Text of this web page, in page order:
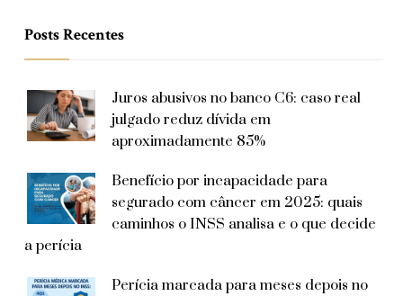
Posts Recentes
Juros abusivos no banco C6: caso real
julgado reduz dívida em
aproximadamente 85%
Benefício por incapacidade para
segurado com câncer em 2025: quais
caminhos o INSS analisa e o que decide
a perícia
Perícia marcada para meses depois no